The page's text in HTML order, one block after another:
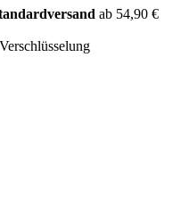
ab 54,90 €